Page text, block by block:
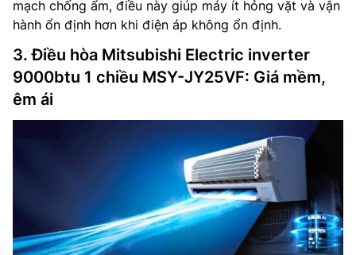
mạch chống ẩm, điều này giúp máy ít hỏng vặt và vận
hành ổn định hơn khi điện áp không ổn định.
3. Điều hòa Mitsubishi Electric inverter
9000btu 1 chiều MSY-JY25VF: Giá mềm,
êm ái